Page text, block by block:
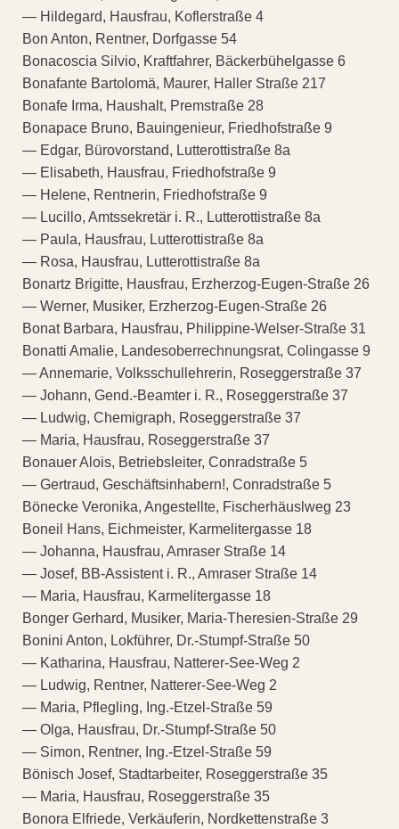
— Hildegard, Hausfrau, Koflerstraße 4
Bon Anton, Rentner, Dorfgasse 54
Bonacoscia Silvio, Kraftfahrer, Bäckerbühelgasse 6
Bonafante Bartolomä, Maurer, Haller Straße 217
Bonafe Irma, Haushalt, Premstraße 28
Bonapace Bruno, Bauingenieur, Friedhofstraße 9
— Edgar, Bürovorstand, Lutterottistraße 8a
— Elisabeth, Hausfrau, Friedhofstraße 9
— Helene, Rentnerin, Friedhofstraße 9
— Lucillo, Amtssekretär i. R., Lutterottistraße 8a
— Paula, Hausfrau, Lutterottistraße 8a
— Rosa, Hausfrau, Lutterottistraße 8a
Bonartz Brigitte, Hausfrau, Erzherzog-Eugen-Straße 26
— Werner, Musiker, Erzherzog-Eugen-Straße 26
Bonat Barbara, Hausfrau, Philippine-Welser-Straße 31
Bonatti Amalie, Landesoberrechnungsrat, Colingasse 9
— Annemarie, Volksschullehrerin, Roseggerstraße 37
— Johann, Gend.-Beamter i. R., Roseggerstraße 37
— Ludwig, Chemigraph, Roseggerstraße 37
— Maria, Hausfrau, Roseggerstraße 37
Bonauer Alois, Betriebsleiter, Conradstraße 5
— Gertraud, Geschäftsinhabern!, Conradstraße 5
Bönecke Veronika, Angestellte, Fischerhäuslweg 23
Boneil Hans, Eichmeister, Karmelitergasse 18
— Johanna, Hausfrau, Amraser Straße 14
— Josef, BB-Assistent i. R., Amraser Straße 14
— Maria, Hausfrau, Karmelitergasse 18
Bonger Gerhard, Musiker, Maria-Theresien-Straße 29
Bonini Anton, Lokführer, Dr.-Stumpf-Straße 50
— Katharina, Hausfrau, Natterer-See-Weg 2
— Ludwig, Rentner, Natterer-See-Weg 2
— Maria, Pflegling, Ing.-Etzel-Straße 59
— Olga, Hausfrau, Dr.-Stumpf-Straße 50
— Simon, Rentner, Ing.-Etzel-Straße 59
Bönisch Josef, Stadtarbeiter, Roseggerstraße 35
— Maria, Hausfrau, Roseggerstraße 35
Bonora Elfriede, Verkäuferin, Nordkettenstraße 3